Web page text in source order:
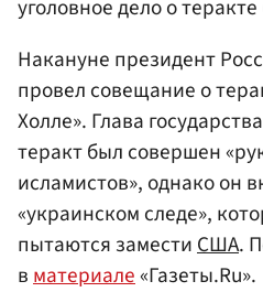
уголовное дело о
Накануне президент
провел совещание о
Холле». Глава
теракт был совершен
исламистов», однако он
«украинском следе»,
пытаются заместиСША.
вматериале«Газеты.Ru».